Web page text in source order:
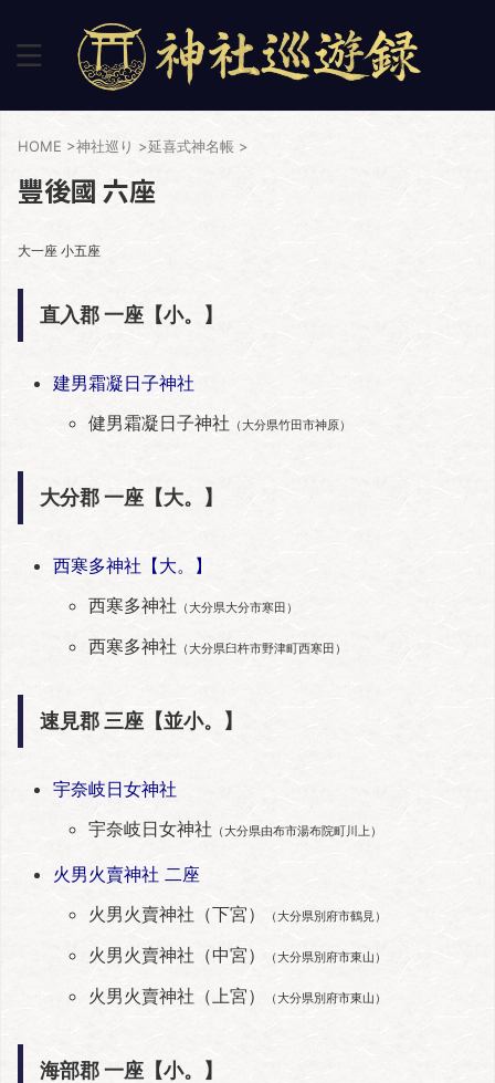
HOME >神社巡り >延喜式神名帳 >
豐後國 六座
大一座 小五座
直入郡 一座【小。】
建男霜凝日子神社
健男霜凝日子神社 （大分県竹田市神原）
大分郡 一座【大。】
西寒多神社【大。】
西寒多神社 （大分県大分市寒田）
西寒多神社 （大分県臼杵市野津町西寒田）
速見郡 三座【並小。】
宇奈岐日女神社
宇奈岐日女神社 （大分県由布市湯布院町川上）
火男火賣神社 二座
火男火賣神社（下宮）
（大分県別府市鶴見）
火男火賣神社（中宮） （大分県別府市東山）
火男火賣神社（上宮） （大分県別府市東山）
海部郡 一座【小。】